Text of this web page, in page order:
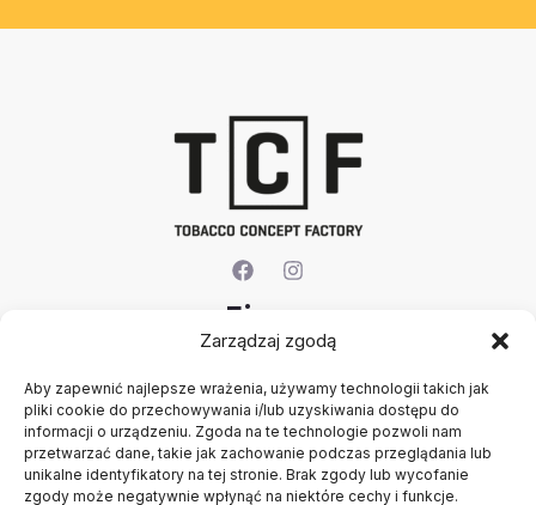
Zarządzaj zgodą
Aby zapewnić najlepsze wrażenia, używamy technologii takich jak
pliki cookie do przechowywania i/lub uzyskiwania dostępu do
informacji o urządzeniu. Zgoda na te technologie pozwoli nam
przetwarzać dane, takie jak zachowanie podczas przeglądania lub
unikalne identyfikatory na tej stronie. Brak zgody lub wycofanie
zgody może negatywnie wpłynąć na niektóre cechy i funkcje.
Firma
Kontakt
Rejestracja firmy
Konto
Polityka prywatności